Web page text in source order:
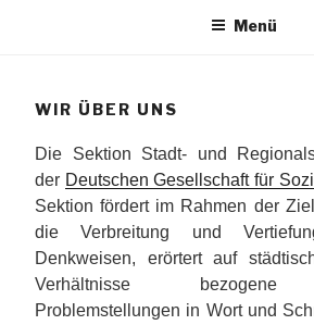
Menü
WIR ÜBER UNS
Die Sektion Stadt- und
der Deutschen Gesellschaft für
Sektion fördert im Rahmen der
die Verbreitung und
Denkweisen, erörtert auf
Verhältnisse bezogene
Problemstellungen in Wort und